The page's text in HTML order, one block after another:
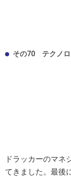
その70 テクノロ
ドラッカーのマネ
てきました。最後